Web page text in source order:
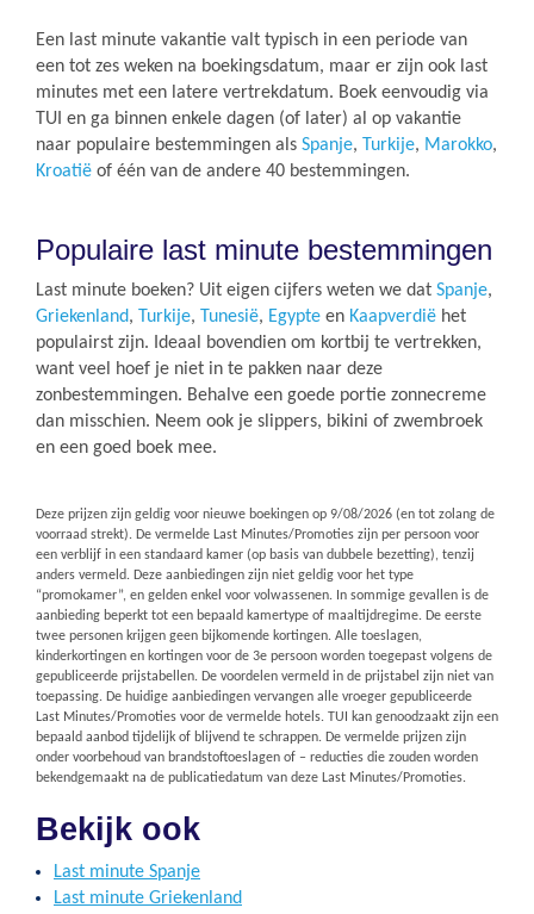
Een last minute vakantie valt typisch in een periode van
een tot zes weken na boekingsdatum, maar er zijn ook last
minutes met een latere vertrekdatum. Boek eenvoudig via
TUI en ga binnen enkele dagen (of later) al op vakantie
naar populaire bestemmingen als Spanje, Turkije, Marokko,
Kroatië of één van de andere 40 bestemmingen.
Populaire last minute bestemmingen
Last minute boeken? Uit eigen cijfers weten we dat Spanje,
Griekenland, Turkije, Tunesië, Egypte en Kaapverdië het
populairst zijn. Ideaal bovendien om kortbij te vertrekken,
want veel hoef je niet in te pakken naar deze
zonbestemmingen. Behalve een goede portie zonnecreme
dan misschien. Neem ook je slippers, bikini of zwembroek
en een goed boek mee.
Deze prijzen zijn geldig voor nieuwe boekingen op 9/08/2026 (en tot zolang de
voorraad strekt). De vermelde Last Minutes/Promoties zijn per persoon voor
een verblijf in een standaard kamer (op basis van dubbele bezetting), tenzij
anders vermeld. Deze aanbiedingen zijn niet geldig voor het type
“promokamer”, en gelden enkel voor volwassenen. In sommige gevallen is de
aanbieding beperkt tot een bepaald kamertype of maaltijdregime. De eerste
twee personen krijgen geen bijkomende kortingen. Alle toeslagen,
kinderkortingen en kortingen voor de 3e persoon worden toegepast volgens de
gepubliceerde prijstabellen. De voordelen vermeld in de prijstabel zijn niet van
toepassing. De huidige aanbiedingen vervangen alle vroeger gepubliceerde
Last Minutes/Promoties voor de vermelde hotels. TUI kan genoodzaakt zijn een
bepaald aanbod tijdelijk of blijvend te schrappen. De vermelde prijzen zijn
onder voorbehoud van brandstoftoeslagen of – reducties die zouden worden
bekendgemaakt na de publicatiedatum van deze Last Minutes/Promoties.
Bekijk ook
Last minute Spanje
Last minute Griekenland